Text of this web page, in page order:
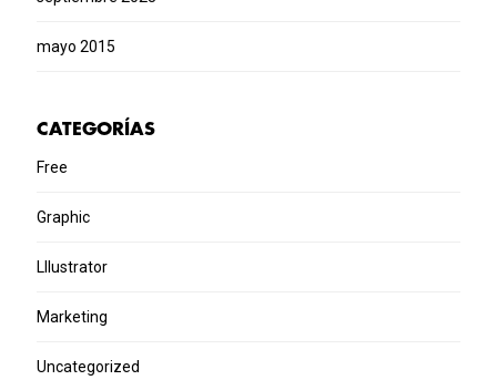
mayo 2015
CATEGORÍAS
Free
Graphic
Lllustrator
Marketing
Uncategorized